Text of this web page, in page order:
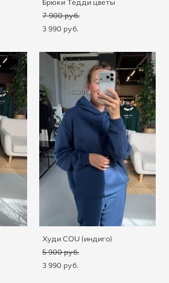
Брюки Тедди цветы
7 900 pуб.
3 990 pуб.
Худи COU (индиго)
5 900 pуб.
3 990 pуб.